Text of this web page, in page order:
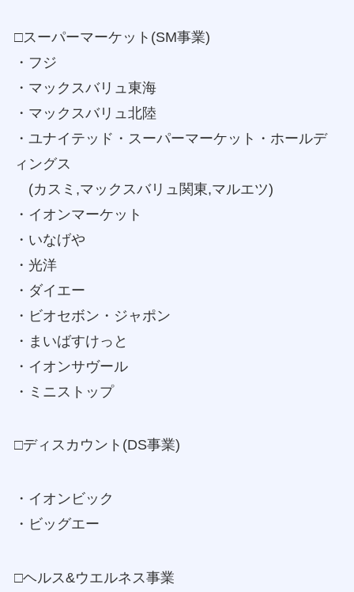
□スーパーマーケット(SM事業)
・フジ
・マックスバリュ東海
・マックスバリュ北陸
・ユナイテッド・スーパーマーケット・ホールデ
ィングス
(カスミ,マックスバリュ関東,マルエツ)
・イオンマーケット
・いなげや
・光洋
・ダイエー
・ビオセボン・ジャポン
・まいばすけっと
・イオンサヴール
・ミニストップ
□ディスカウント(DS事業)
・イオンビック
・ビッグエー
□ヘルス&ウエルネス事業